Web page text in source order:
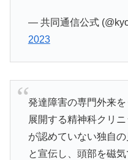
— 共同通信公式
2023
発達障害の専門外来
展開する精神科クリ
が認めていない独自の
と宣伝し、頭部を磁